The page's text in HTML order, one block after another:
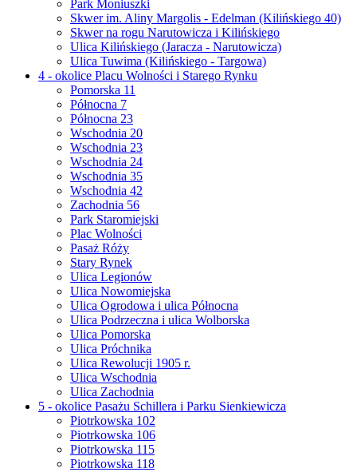
Park Moniuszki
Skwer im. Aliny Margolis - Edelman (Kilińskiego 40)
Skwer na rogu Narutowicza i Kilińskiego
Ulica Kilińskiego (Jaracza - Narutowicza)
Ulica Tuwima (Kilińskiego - Targowa)
4 - okolice Placu Wolności i Starego Rynku
Pomorska 11
Północna 7
Północna 23
Wschodnia 20
Wschodnia 23
Wschodnia 24
Wschodnia 35
Wschodnia 42
Zachodnia 56
Park Staromiejski
Plac Wolności
Pasaż Róży
Stary Rynek
Ulica Legionów
Ulica Nowomiejska
Ulica Ogrodowa i ulica Północna
Ulica Podrzeczna i ulica Wolborska
Ulica Pomorska
Ulica Próchnika
Ulica Rewolucji 1905 r.
Ulica Wschodnia
Ulica Zachodnia
5 - okolice Pasażu Schillera i Parku Sienkiewicza
Piotrkowska 102
Piotrkowska 106
Piotrkowska 115
Piotrkowska 118